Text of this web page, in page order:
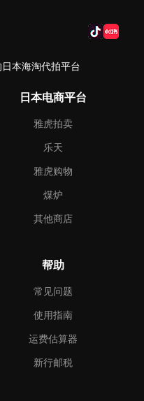
本海淘代拍平台
日本电商平台
雅虎拍卖
乐天
雅虎购物
煤炉
其他商店
帮助
常见问题
使用指南
运费估算器
新行邮税